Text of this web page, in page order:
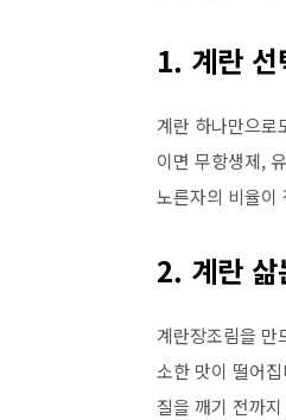
1. 계란 선
계란 하나만으로
이면 무항생제,
노른자의 비율이
2. 계란 삶
계란장조림을 만
소한 맛이 떨어
질을 깨기 전까